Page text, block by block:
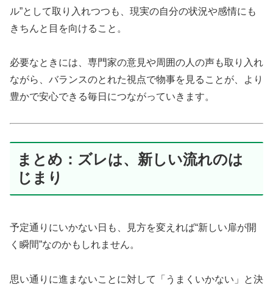
ル”として取り入れつつも、現実の自分の状況や感情にも
きちんと目を向けること。
必要なときには、専門家の意見や周囲の人の声も取り入れ
ながら、バランスのとれた視点で物事を見ることが、より
豊かで安心できる毎日につながっていきます。
まとめ：ズレは、新しい流れのは
じまり
予定通りにいかない日も、見方を変えれば“新しい扉が開
く瞬間”なのかもしれません。
思い通りに進まないことに対して「うまくいかない」と決